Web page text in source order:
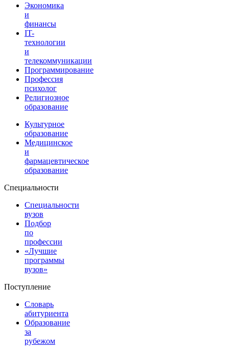
Экономика
и
финансы
IT-
технологии
и
телекоммуникации
Программирование
Профессия
психолог
Религиозное
образование
Культурное
образование
Медицинское
и
фармацевтическое
образование
Специальности
Специальности
вузов
Подбор
по
профессии
«Лучшие
программы
вузов»
Поступление
Словарь
абитуриента
Образование
за
рубежом